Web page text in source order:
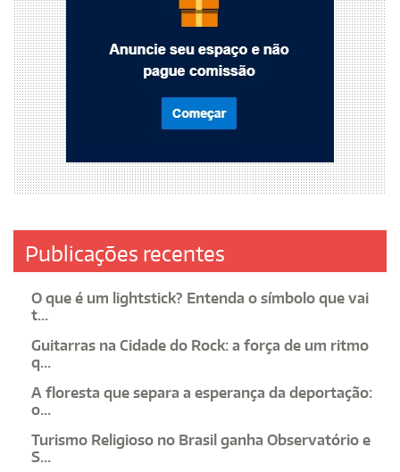
Publicações recentes
O que é um lightstick? Entenda o símbolo que vai
t...
Guitarras na Cidade do Rock: a força de um ritmo
q...
A floresta que separa a esperança da deportação:
o...
Turismo Religioso no Brasil ganha Observatório e
S...